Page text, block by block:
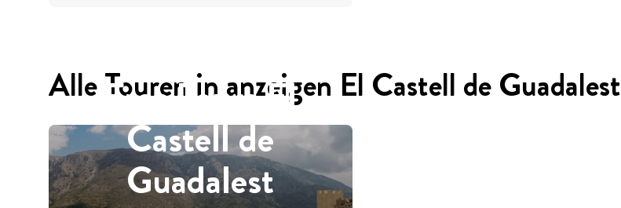
Alle Touren in anzeigen El Castell de Guadalest
Free Tours El
Castell de
Guadalest